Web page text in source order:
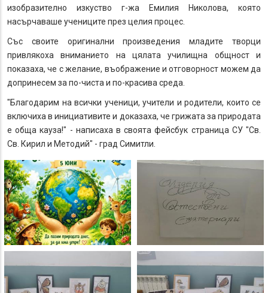
изобразително изкуство г-жа Емилия Николова, която
насърчаваше учениците през целия процес.
Със своите оригинални произведения младите творци
привлякоха вниманието на цялата училищна общност и
показаха, че с желание, въображение и отговорност можем да
допринесем за по-чиста и по-красива среда.
"Благодарим на всички ученици, учители и родители, които се
включиха в инициативите и доказаха, че грижата за природата
е обща кауза!" - написаха в своята фейсбук страница СУ "Св.
Св. Кирил и Методий" - град Симитли.